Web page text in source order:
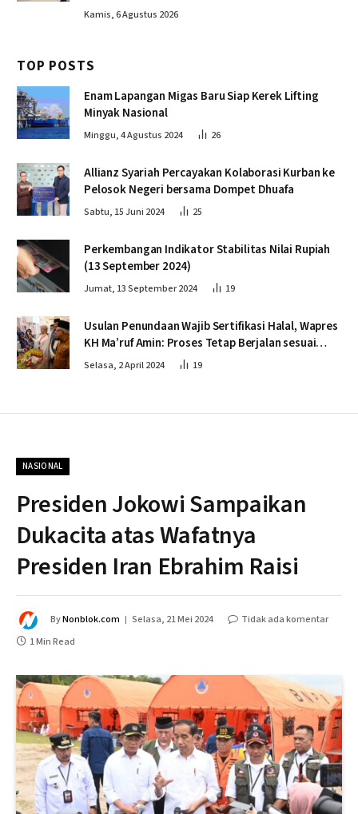
Kamis, 6 Agustus 2026
TOP POSTS
Enam Lapangan Migas Baru Siap Kerek Lifting
Minyak Nasional
Minggu, 4 Agustus 2024 26
Allianz Syariah Percayakan Kolaborasi Kurban ke
Pelosok Negeri bersama Dompet Dhuafa
Sabtu, 15 Juni 2024 25
Perkembangan Indikator Stabilitas Nilai Rupiah
(13 September 2024)
Jumat, 13 September 2024 19
Usulan Penundaan Wajib Sertifikasi Halal, Wapres
KH Ma’ruf Amin: Proses Tetap Berjalan sesuai
Penahapan
Selasa, 2 April 2024 19
NASIONAL
Presiden Jokowi Sampaikan
Dukacita atas Wafatnya
Presiden Iran Ebrahim Raisi
ByNonblok.com Selasa, 21 Mei 2024
Tidak ada komentar
1 Min Read